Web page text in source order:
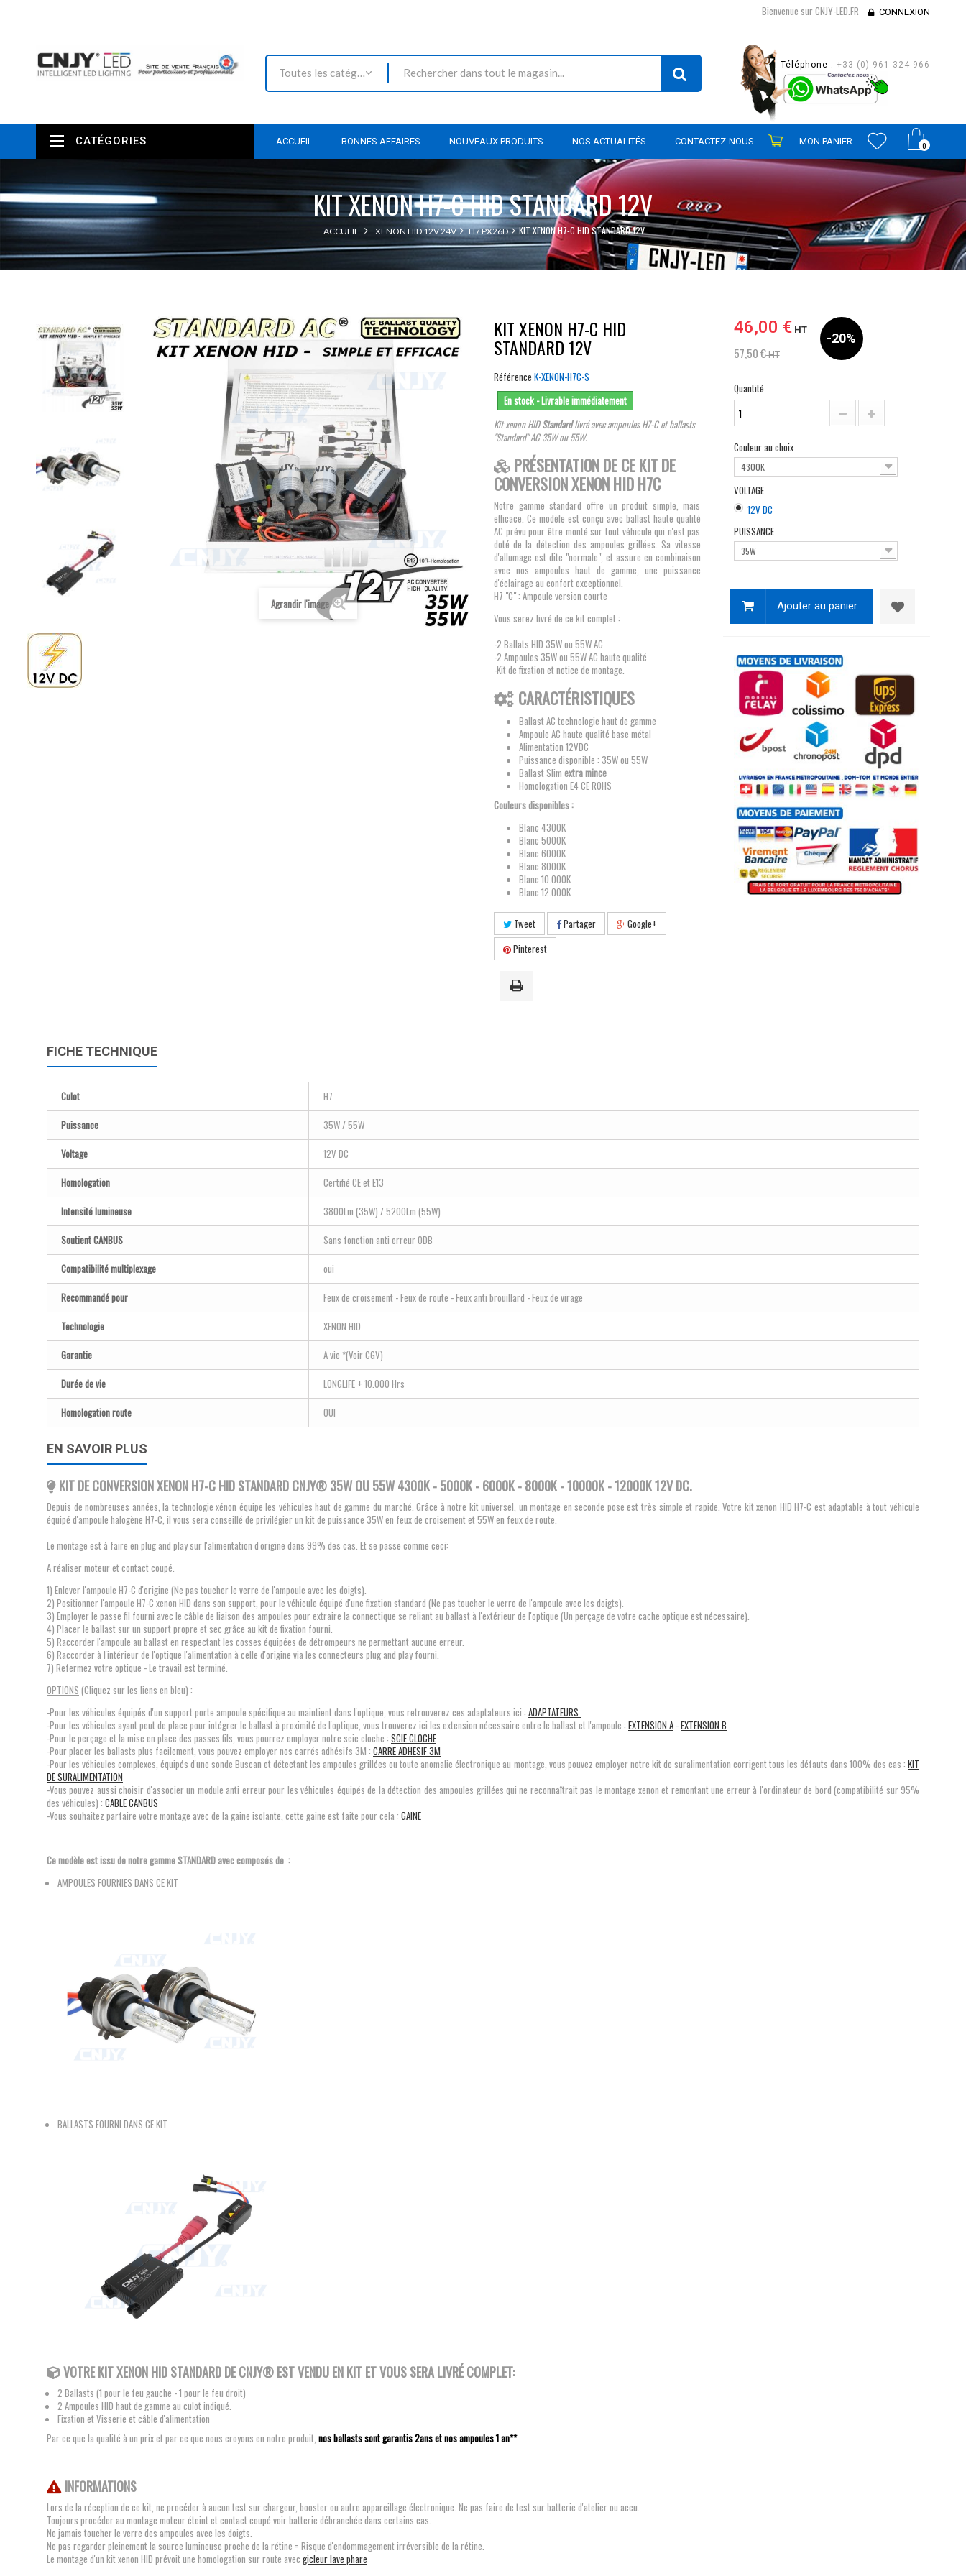
Bienvenue sur CNJY-LED.FR CONNEXION
Toutes les catégories
Téléphone : +33 (0) 961 324 966
0
ACCUEIL BONNES AFFAIRES NOUVEAUX PRODUITS NOS ACTUALITÉS CONTACTEZ-NOUS MON PANIER
CATÉGORIES
KIT XENON H7-C HID STANDARD 12V
ACCUEIL XENON HID 12V 24V H7 PX26D KIT XENON H7-C HID STANDARD 12V
Agrandir l'image
KIT XENON H7-C HID
STANDARD 12V
Référence K-XENON-H7C-S
En stock - Livrable immédiatement
Kit xenon HIDStandardlivré avec ampoules H7-C et ballasts
"Standard" AC 35W ou 55W.
PRÉSENTATION DE CE KIT DE
CONVERSION XENON HID H7C
Notre gamme standard offre un produit simple, mais
efficace. Ce modèle est conçu avec ballast haute qualité
AC prévu pour être monté sur tout véhicule qui n'est pas
doté de la détection des ampoules grillées. Sa vitesse
d'allumage est dite "normale", et assure en combinaison
avec nos ampoules haut de gamme, une puissance
d'éclairage au confort exceptionnel.
H7 "C" : Ampoule version courte
Vous serez livré de ce kit complet :
-2 Ballats HID 35W ou 55W AC
-2 Ampoules 35W ou 55W AC haute qualité
-Kit de fixation et notice de montage.
CARACTÉRISTIQUES
Ballast AC technologie haut de gamme
Ampoule AC haute qualité base métal
Alimentation 12VDC
Puissance disponible : 35W ou 55W
Ballast Slim extra mince
Homologation E4 CE ROHS
Couleurs disponibles :
Blanc 4300K
Blanc 5000K
Blanc 6000K
Blanc 8000K
Blanc 10.000K
Blanc 12.000K
Tweet Partager
Google+
Pinterest
46,00 €HT
57,50 €HT
-20%
Quantité
Couleur au choix
4300K
VOLTAGE
12V DC
PUISSANCE
35W
Ajouter au panier
FICHE TECHNIQUE
Culot
H7
Puissance
35W / 55W
Voltage
12V DC
Homologation
Certifié CE et E13
Intensité lumineuse
3800Lm (35W) / 5200Lm (55W)
Soutient CANBUS
Sans fonction anti erreur ODB
Compatibilité multiplexage
oui
Recommandé pour
Feux de croisement - Feux de route - Feux anti brouillard - Feux de virage
Technologie
XENON HID
Garantie
A vie *(Voir CGV)
Durée de vie
LONGLIFE + 10.000 Hrs
Homologation route
OUI
EN SAVOIR PLUS
KIT DE CONVERSION XENON H7-C HID STANDARD CNJY® 35W OU 55W 4300K - 5000K - 6000K - 8000K - 10000K - 12000K 12V DC.
Depuis de nombreuses années, la technologie xénon équipe les véhicules haut de gamme du marché. Grâce à notre kit universel, un montage en seconde pose est très simple et rapide. Votre kit xenon HID H7-C est adaptable à tout véhicule
équipé d'ampoule halogène H7-C, il vous sera conseillé de privilégier un kit de puissance 35W en feux de croisement et 55W en feux de route.
Le montage est à faire en plug and play sur l'alimentation d'origine dans 99% des cas. Et se passe comme ceci:
A réaliser moteur et contact coupé.
1) Enlever l'ampoule H7-C d'origine (Ne pas toucher le verre de l'ampoule avec les doigts).
2) Positionner l'ampoule H7-C xenon HID dans son support, pour le véhicule équipé d'une fixation standard (Ne pas toucher le verre de l'ampoule avec les doigts).
3) Employer le passe fil fourni avec le câble de liaison des ampoules pour extraire la connectique se reliant au ballast à l'extérieur de l'optique (Un perçage de votre cache optique est nécessaire).
4) Placer le ballast sur un support propre et sec grâce au kit de fixation fourni.
5) Raccorder l'ampoule au ballast en respectant les cosses équipées de détrompeurs ne permettant aucune erreur.
6) Raccorder à l'intérieur de l'optique l'alimentation à celle d'origine via les connecteurs plug and play fourni.
7) Refermez votre optique - Le travail est terminé.
OPTIONS (Cliquez sur les liens en bleu) :
-Pour les véhicules équipés d'un support porte ampoule spécifique au maintient dans l'optique, vous retrouverez ces adaptateurs ici : ADAPTATEURS
-Pour les véhicules ayant peut de place pour intégrer le ballast à proximité de l'optique, vous trouverez ici les extension nécessaire entre le ballast et l'ampoule : EXTENSION A -EXTENSION B
-Pour le perçage et la mise en place des passes fils, vous pourrez employer notre scie cloche : SCIE CLOCHE
-Pour placer les ballasts plus facilement, vous pouvez employer nos carrés adhésifs 3M : CARRE ADHESIF 3M
-Pour les véhicules complexes, équipés d'une sonde Buscan et détectant les ampoules grillées ou toute anomalie électronique au montage, vous pouvez employer notre kit de suralimentation corrigent tous les défauts dans 100% des cas : KIT
DE SURALIMENTATION
-Vous pouvez aussi choisir d'associer un module anti erreur pour les véhicules équipés de la détection des ampoules grillées qui ne reconnaîtrait pas le montage xenon et remontant une erreur à l'ordinateur de bord (compatibilité sur 95%
des véhicules) : CABLE CANBUS
-Vous souhaitez parfaire votre montage avec de la gaine isolante, cette gaine est faite pour cela : GAINE
Ce modèle est issu de notre gamme STANDARD avec composés de :
AMPOULES FOURNIES DANS CE KIT
BALLASTS FOURNI DANS CE KIT
VOTRE KIT XENON HID STANDARD DE CNJY® EST VENDU EN KIT ET VOUS SERA LIVRÉ COMPLET:
2 Ballasts (1 pour le feu gauche - 1 pour le feu droit)
2 Ampoules HID haut de gamme au culot indiqué.
Fixation et Visserie et câble d'alimentation
Par ce que la qualité à un prix et par ce que nous croyons en notre produit, nos ballasts sont garantis 2ans et nos ampoules 1 an**
INFORMATIONS
Lors de la réception de ce kit, ne procéder à aucun test sur chargeur, booster ou autre appareillage électronique. Ne pas faire de test sur batterie d'atelier ou accu.
Toujours procéder au montage moteur éteint et contact coupé voir batterie débranchée dans certains cas.
Ne jamais toucher le verre des ampoules avec les doigts.
Ne pas regarder pleinement la source lumineuse proche de la rétine = Risque d'endommagement irréversible de la rétine.
Le montage d'un kit xenon HID prévoit une homologation sur route avec gicleur lave phare